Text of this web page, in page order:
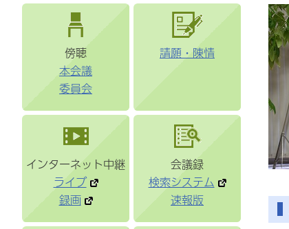
傍聴
本会議
委員会
請願・陳情
インターネット中継
ライブ
録画
会議録
検索システム
速報版